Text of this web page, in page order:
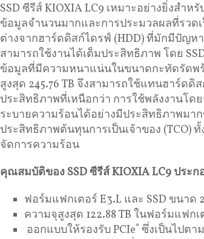
SSD ซีรีส์ KIOXIA LC9 เหมาะอย่างยิ่งสำห
ข้อมูลจำนวนมากและการประมวลผลที่รวด
ต่างจากฮาร์ดดิสก์ไดรฟ์ (HDD) ที่มักมีปัญห
สามารถใช้งานได้เต็มประสิทธิภาพ โดย
ข้อมูลที่มีความหนาแน่นในขนาดกะทัดรัดพ
สูงสุด 245.76 TB จึงสามารถใช้แทนฮาร์ด
ประสิทธิภาพที่เหนือกว่า การใช้พลังงานโด
ระบายความร้อนได้อย่างมีประสิทธิภาพม
ประสิทธิภาพต้นทุนการเป็นเจ้าของ (TCO)
จัดการความร้อน
คุณสมบัติของ SSDซีรีส์KIOXIA LC9 ประก
ฟอร์มแฟกเตอร์ E3.L และ SSD ขนาด
ความจุสูงสุด 122.88 TB ในฟอร์มแฟกเ
ออกแบบให้รองรับ PCIe® ซึ่งเป็นไปตา